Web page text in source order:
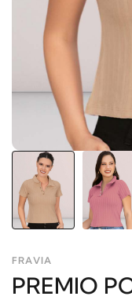
FRAVIA
PREMIO